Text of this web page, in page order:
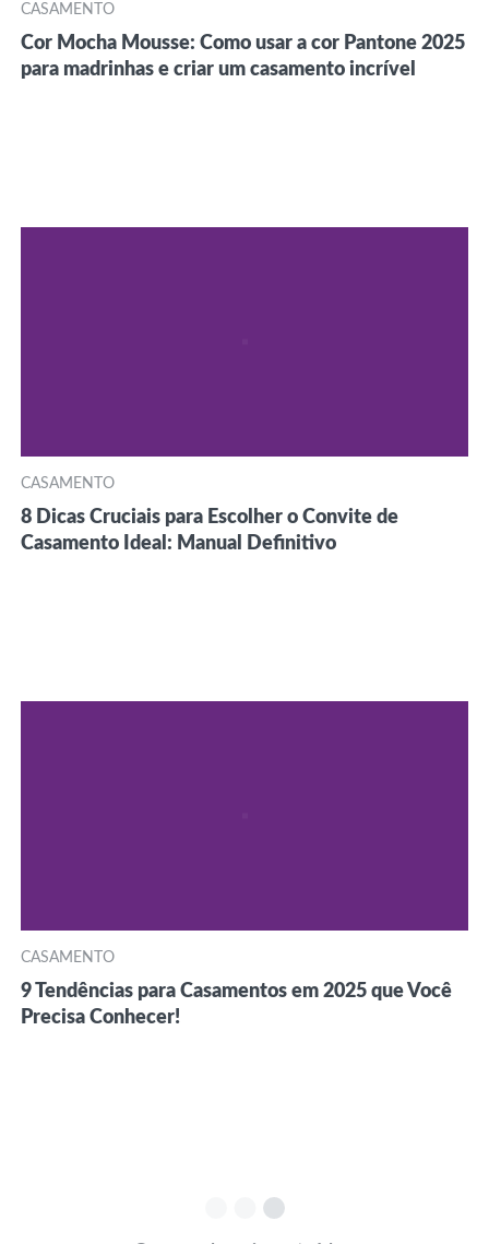
CASAMENTO
Cor Mocha Mousse: Como usar a cor Pantone 2025
para madrinhas e criar um casamento incrível
CASAMENTO
8 Dicas Cruciais para Escolher o Convite de
Casamento Ideal: Manual Definitivo
CASAMENTO
9 Tendências para Casamentos em 2025 que Você
Precisa Conhecer!